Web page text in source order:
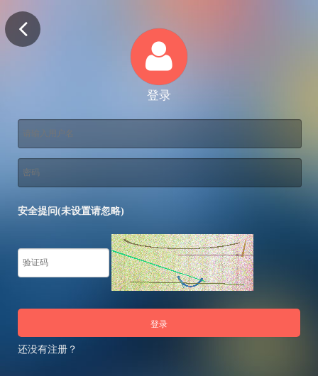
登录
安全提问(未设置请忽略)
登录
还没有注册？